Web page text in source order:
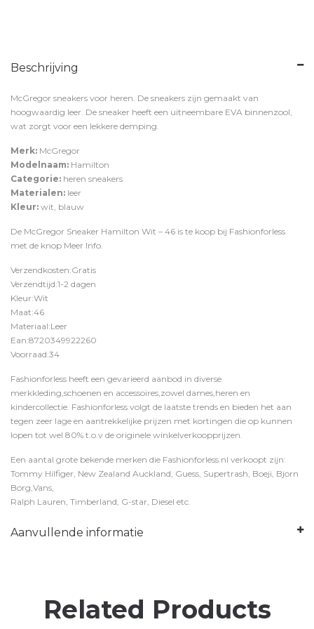
Beschrijving
McGregor sneakers voor heren. De sneakers zijn gemaakt van
hoogwaardig leer. De sneaker heeft een uitneembare EVA binnenzool,
wat zorgt voor een lekkere demping.
Merk: McGregor
Modelnaam: Hamilton
Categorie: heren sneakers
Materialen: leer
Kleur: wit, blauw
De McGregor Sneaker Hamilton Wit – 46 is te koop bij Fashionforless
met de knop Meer Info.
Verzendkosten:Gratis
Verzendtijd:1-2 dagen
Kleur:Wit
Maat:46
Materiaal:Leer
Ean:8720349922260
Voorraad:34
Fashionforless heeft een gevarieerd aanbod in diverse
merkkleding,schoenen en accessoires,zowel dames,heren en
kindercollectie. Fashionforless volgt de laatste trends en bieden het aan
tegen zeer lage en aantrekkelijke prijzen met kortingen die op kunnen
lopen tot wel 80% t.o.v de originele winkelverkoopprijzen.
Een aantal grote bekende merken die Fashionforless.nl verkoopt zijn:
Tommy Hilfiger, New Zealand Auckland, Guess, Supertrash, Boeji, Bjorn
Borg,Vans,
Ralph Lauren, Timberland, G-star, Diesel etc.
Aanvullende informatie
Related Products